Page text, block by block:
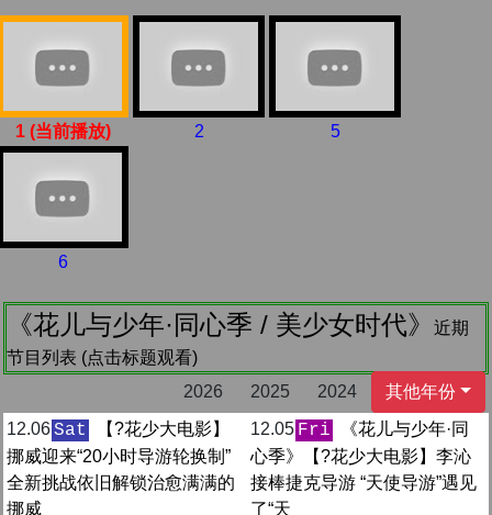
1 (当前播放) 2 5
6
《花儿与少年·同心季 / 美少女时代》
近期
节目列表 (点击标题观看)
2026
2025 2024
其他年份
12.06Sat
【?️花少大电影】
挪威迎来“20小时导游轮换制”
全新挑战依旧解锁治愈满满的
挪威
12.05 Fri
《花儿与少年·同
心季》【?️花少大电影】李沁
接棒捷克导游 “天使导游”遇见
了“天